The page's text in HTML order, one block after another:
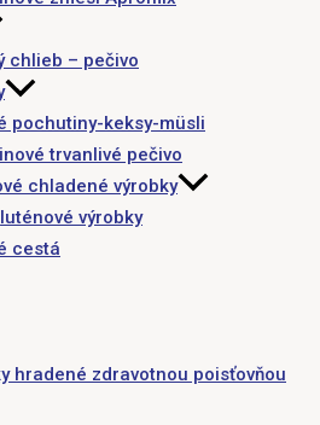
chlieb – pečivo
pochutiny-keksy-müsli
trvanlivé pečivo
chladené výrobky
výrobky
cestá
hradené zdravotnou poisťovňou